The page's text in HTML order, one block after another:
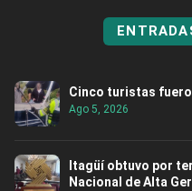
Cinco turistas
Ago 5, 2026
Itagüí obtuvo por
Nacional de Alta